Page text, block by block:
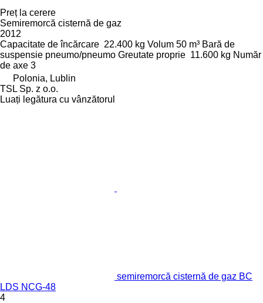
Preț la cerere
Semiremorcă cisternă de gaz
2012
Capacitate de încărcare 22.400 kg Volum 50 m³ Bară de
suspensie pneumo/pneumo Greutate proprie 11.600 kg Număr
de axe 3
Polonia, Lublin
TSL Sp. z o.o.
Luați legătura cu vânzătorul
semiremorcă cisternă de gaz BC
LDS NCG-48
4